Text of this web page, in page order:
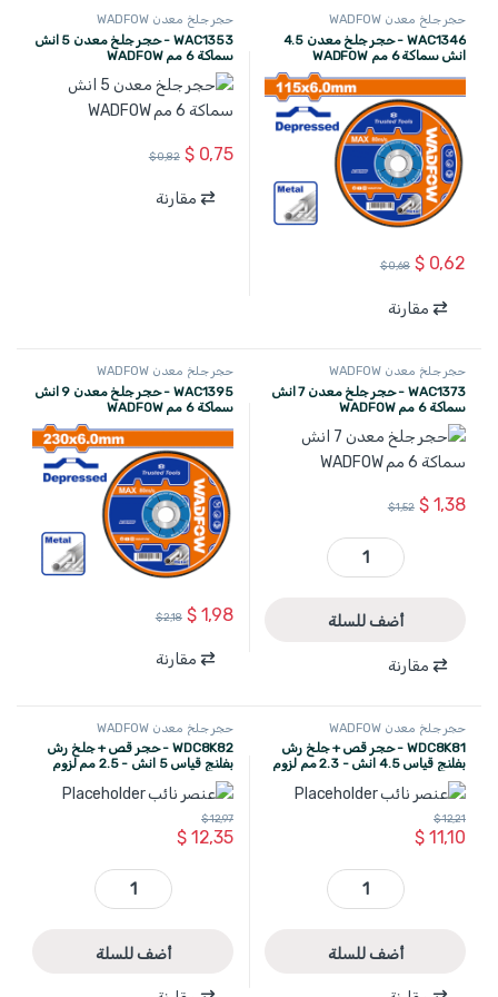
حجر جلخ معدن WADFOW
WAC1346 - حجر جلخ معدن 4.5
انش سماكة 6 مم WADFOW
$0,62
$0,68
مقارنة
حجر جلخ معدن WADFOW
WAC1353 - حجر جلخ معدن 5 انش
سماكة 6 مم WADFOW
$0,75
$0,82
مقارنة
حجر جلخ معدن WADFOW
WAC1373 - حجر جلخ معدن 7 انش
سماكة 6 مم WADFOW
$1,38
$1,52
WAC1373 - حجر جلخ معدن 7 انش سماكة 6 مم WADFOW quantity
أضف للسلة
مقارنة
حجر جلخ معدن WADFOW
WAC1395 - حجر جلخ معدن 9 انش
سماكة 6 مم WADFOW
$1,98
$2,18
مقارنة
حجر جلخ معدن WADFOW
WDC8K81 - حجر قص + جلخ رش
بفلنج قياس 4.5 انش - 2.3 مم لزوم
بورسلان , جرانيت ,باطون WADFOW
$11,10
$12,21
WDC8K81 - حجر قص + جلخ رش بفلنج قياس 4.5 انش - 2.3 مم لزوم بورسلان , جرانيت ,باطون WADFOW quantity
أضف للسلة
حجر جلخ معدن WADFOW
WDC8K82 - حجر قص + جلخ رش
بفلنج قياس 5 انش - 2.5 مم لزوم
بورسلان , جرانيت ,باطون WADFOW
$12,35
$12,97
WDC8K82 - حجر قص + جلخ رش بفلنج قياس 5 انش - 2.5 مم لزوم بورسلان , جرانيت ,باطون WADFOW quantity
أضف للسلة